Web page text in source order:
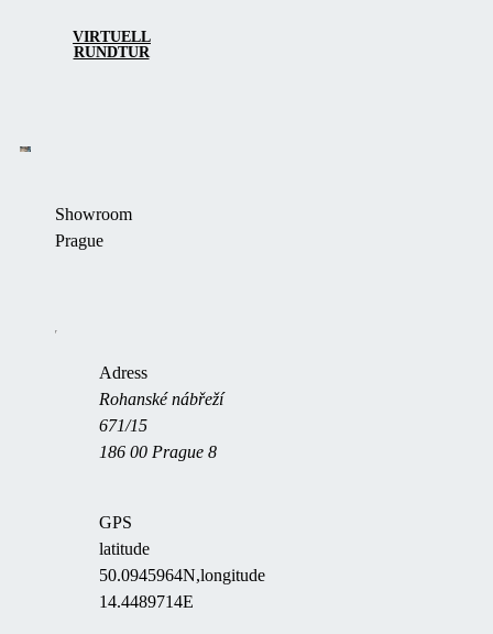
VIRTUELL
RUNDTUR
Showroom
Prague
Adress
Rohanské nábřeží
671/15
186 00 Prague 8
GPS
latitude
50.0945964N,longitude
14.4489714E